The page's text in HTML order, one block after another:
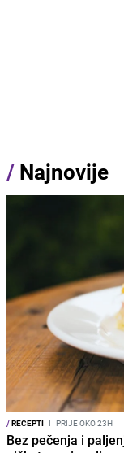
/ Najnovije
/RECEPTI I PRIJE OKO 23H
Bez pečenja i